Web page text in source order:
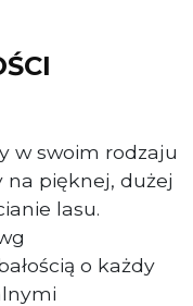
w swoim rodzaju
na pięknej, dużej
lasu.
o każdy